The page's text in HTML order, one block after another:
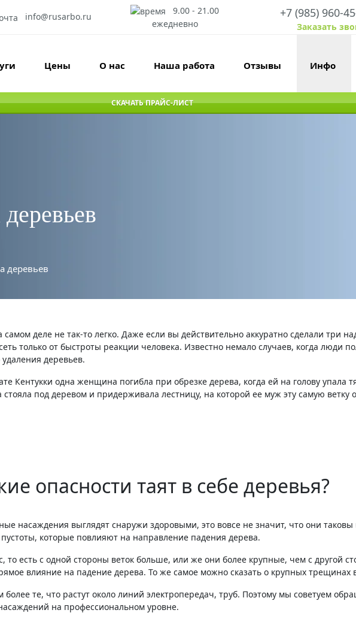
info@rusarbo.ru
9.00 - 21.00
ежедневно
+7 (985) 960-
Заказать
Цены О нас Наша работа Отзывы Инфо
СКАЧАТЬ ПРАЙС-ЛИСТ
деревьев
деле не так-то легко. Даже если вы действительно аккуратно сделали три
только от быстроты реакции человека. Известно немало случаев, когда люди
деревьев.
Кентукки одна женщина погибла при обрезке дерева, когда ей на голову упала
под деревом и придерживала лестницу, на которой ее муж эту самую ветку
опасности таят в себе деревья?
насаждения выглядят снаружи здоровыми, это вовсе не значит, что они
которые повлияют на направление падения дерева.
есть с одной стороны веток больше, или же они более крупные, чем с другой
влияние на падение дерева. То же самое можно сказать о крупных трещинах
более те, что растут около линий электропередач, труб. Поэтому мы советуем
на профессиональном уровне.